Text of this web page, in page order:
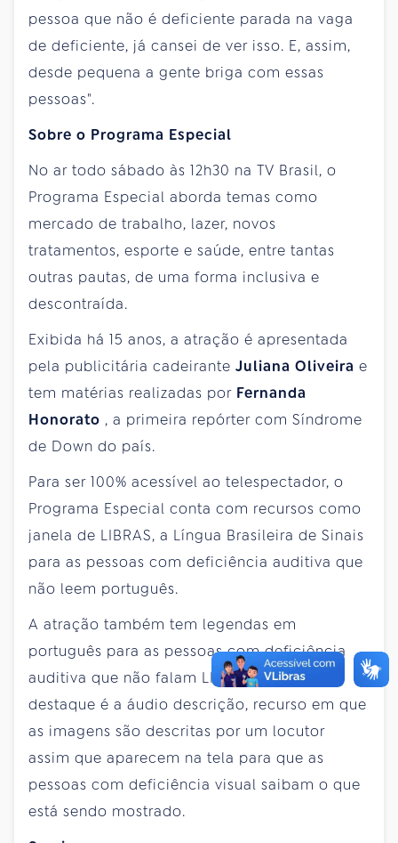
pessoa que não é deficiente parada na vaga
de deficiente, já cansei de ver isso. E, assim,
desde pequena a gente briga com essas
pessoas".
Sobre o Programa Especial
No ar todo sábado às 12h30 na TV Brasil, o
Programa Especial aborda temas como
mercado de trabalho, lazer, novos
tratamentos, esporte e saúde, entre tantas
outras pautas, de uma forma inclusiva e
descontraída.
Exibida há 15 anos, a atração é apresentada
pela publicitária cadeirante Juliana Oliveira e
tem matérias realizadas por Fernanda
Honorato , a primeira repórter com Síndrome
de Down do país.
Para ser 100% acessível ao telespectador, o
Programa Especial conta com recursos como
janela de LIBRAS, a Língua Brasileira de Sinais
para as pessoas com deficiência auditiva que
não leem português.
A atração também tem legendas em
português para as pessoas com deficiência
auditiva que não falam LIBRAS. Outro
destaque é a áudio descrição, recurso em que
as imagens são descritas por um locutor
assim que aparecem na tela para que as
pessoas com deficiência visual saibam o que
está sendo mostrado.